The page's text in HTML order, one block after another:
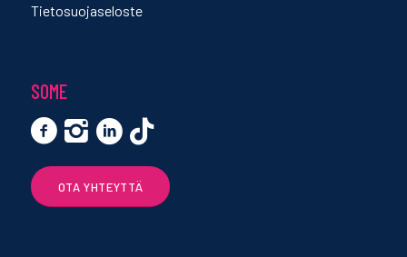
Tietosuojaseloste
SOME
OTA YHTEYTTÄ